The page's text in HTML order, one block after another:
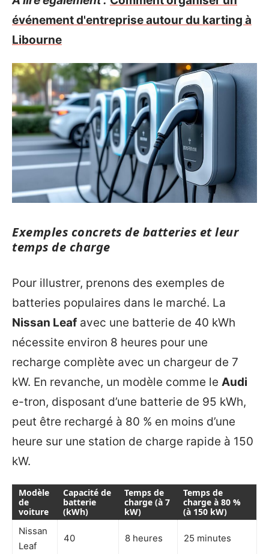
événement d'entreprise autour du karting à
Libourne
Exemples concrets de batteries et leur
temps de charge
Pour illustrer, prenons des exemples de
batteries populaires dans le marché. La
Nissan Leaf avec une batterie de 40 kWh
nécessite environ 8 heures pour une
recharge complète avec un chargeur de 7
kW. En revanche, un modèle comme le Audi
e-tron, disposant d’une batterie de 95 kWh,
peut être rechargé à 80 % en moins d’une
heure sur une station de charge rapide à 150
kW.
Modèle
de
voiture
Capacité de
batterie
(kWh)
Temps de
charge (à 7
kW)
Temps de
charge à 80 %
(à 150 kW)
Nissan
Leaf
40 8 heures 25 minutes